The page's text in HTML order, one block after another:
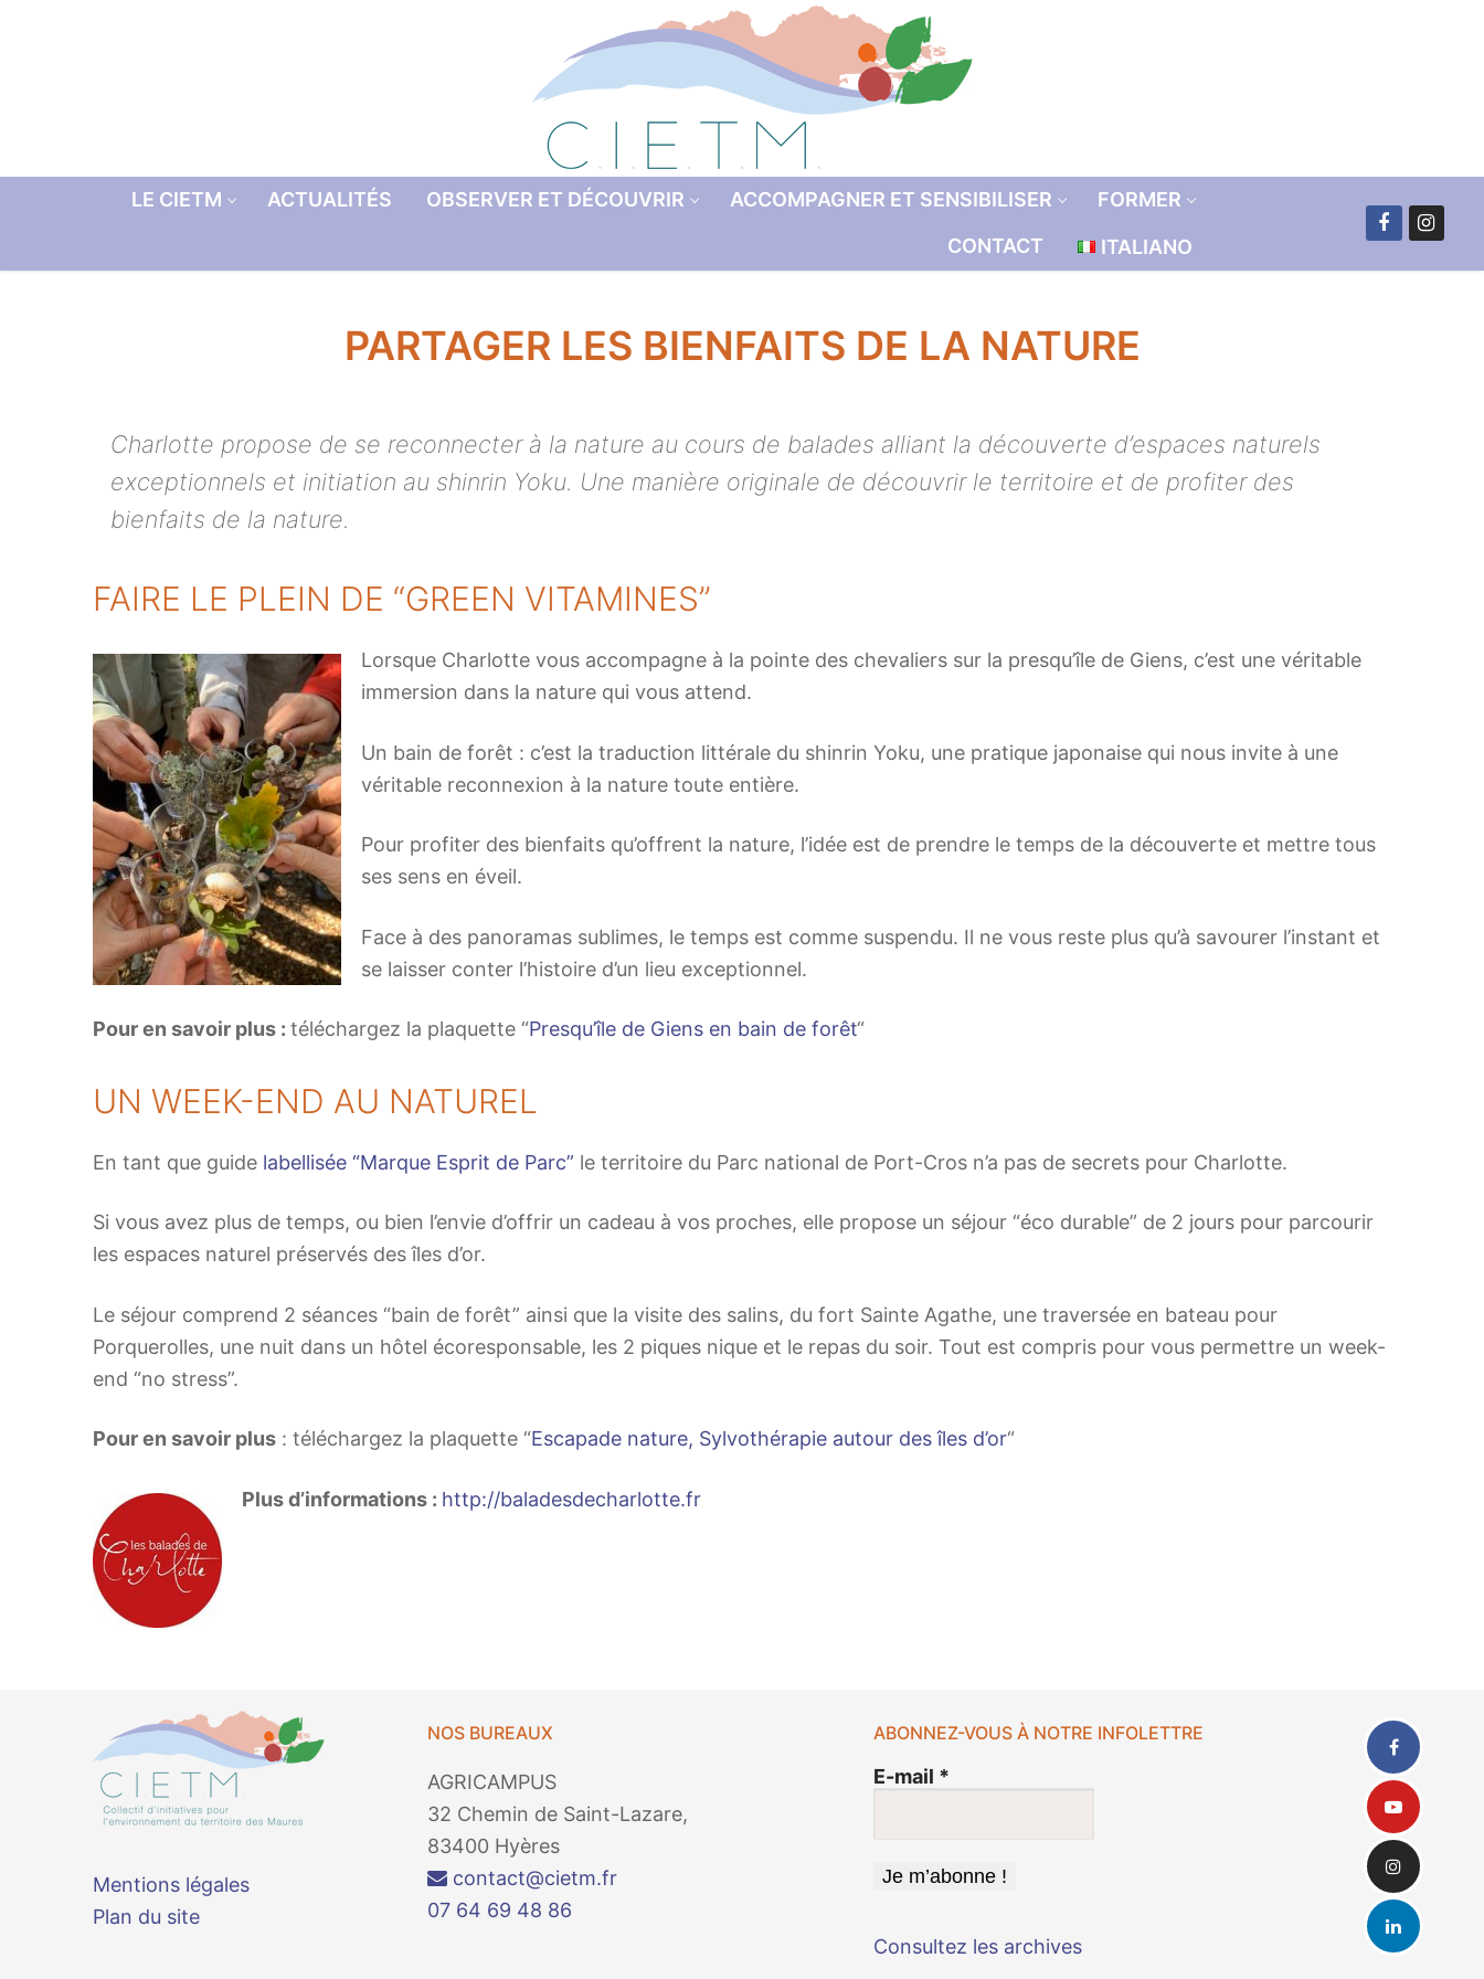
LE CIETM ACTUALITÉS OBSERVER ET DÉCOUVRIR ACCOMPAGNER ET SENSIBILISER
FORMER
CONTACT
ITALIANO
PARTAGER LES BIENFAITS DE LA NATURE
Charlotte propose de se reconnecter à la nature au cours de balades alliant la découverte d’espaces naturels
exceptionnels et initiation au shinrin Yoku. Une manière originale de découvrir le territoire et de profiter des
bienfaits de la nature.
FAIRE LE PLEIN DE “GREEN VITAMINES”
Lorsque Charlotte vous accompagne à la pointe des chevaliers sur la presqu’île de Giens, c’est une véritable
immersion dans la nature qui vous attend.
Un bain de forêt : c’est la traduction littérale du shinrin Yoku, une pratique japonaise qui nous invite à une
véritable reconnexion à la nature toute entière.
Pour profiter des bienfaits qu’offrent la nature, l’idée est de prendre le temps de la découverte et mettre tous
ses sens en éveil.
Face à des panoramas sublimes, le temps est comme suspendu. Il ne vous reste plus qu’à savourer l’instant et
se laisser conter l’histoire d’un lieu exceptionnel.
Pour en savoir plus : téléchargez la plaquette “Presqu’île de Giens en bain de forêt“
UN WEEK-END AU NATUREL
En tant que guide labellisée “Marque Esprit de Parc” le territoire du Parc national de Port-Cros n’a pas de secrets pour Charlotte.
Si vous avez plus de temps, ou bien l’envie d’offrir un cadeau à vos proches, elle propose un séjour “éco durable” de 2 jours pour parcourir
les espaces naturel préservés des îles d’or.
Le séjour comprend 2 séances “bain de forêt” ainsi que la visite des salins, du fort Sainte Agathe, une traversée en bateau pour
Porquerolles, une nuit dans un hôtel écoresponsable, les 2 piques nique et le repas du soir. Tout est compris pour vous permettre un week-
end “no stress”.
Pour en savoir plus : téléchargez la plaquette “Escapade nature, Sylvothérapie autour des îles d’or“
Plus d’informations : http://baladesdecharlotte.fr
Mentions légales
Plan du site
NOS BUREAUX
AGRICAMPUS
32 Chemin de Saint-Lazare,
83400 Hyères
contact@cietm.fr
07 64 69 48 86
ABONNEZ-VOUS À NOTRE INFOLETTRE
E-mail *
Consultez les archives